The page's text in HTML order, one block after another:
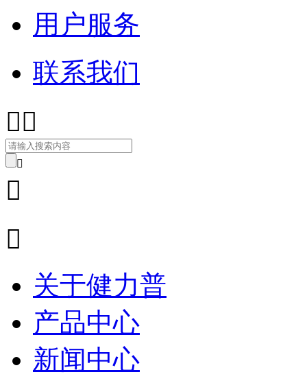
用户服务
联系我们




关于健力普
产品中心
新闻中心